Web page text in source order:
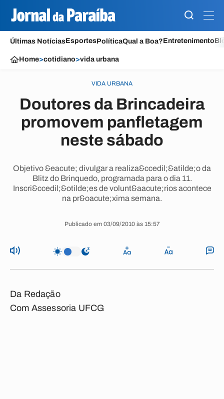
Últimas NotíciasEsportesPolíticaQual a Boa?Entretenimento
Home>cotidiano>vida urbana
VIDA URBANA
Doutores da Brincadeira
promovem panfletagem
neste sábado
Objetivo &eacute; divulgar a realiza&ccedil;&atilde;o da
Blitz do Brinquedo, programada para o dia 11.
Inscri&ccedil;&otilde;es de volunt&aacute;rios acontece
na pr&oacute;xima semana.
Publicado em 03/09/2010 às 15:57
Da Redação
Com Assessoria UFCG